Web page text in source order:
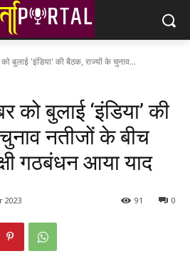
बुलाई 'इंडिया' की बैठक, राज्यों के चुनाव...
बुलाई ‘इंडिया’ की
नतीजों के बीच
गठबंधन आया याद
2023 0
91